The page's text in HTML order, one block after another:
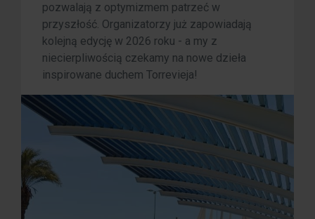
pozwalają z optymizmem patrzeć w
przyszłość. Organizatorzy już zapowiadają
kolejną edycję w 2026 roku - a my z
niecierpliwością czekamy na nowe dzieła
inspirowane duchem Torrevieja!